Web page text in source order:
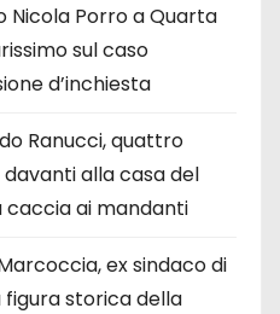
Nicola Porro a Quarta
sul caso
d’inchiesta
Ranucci, quattro
alla casa del
caccia ai mandanti
ex sindaco di
storica della